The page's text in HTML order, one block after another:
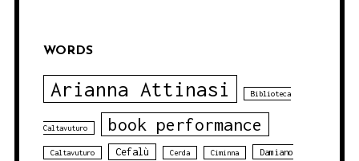
WORDS
Arianna Attinasi Biblioteca
Caltavuturo book performance
Caltavuturo Cefalù Cerda Ciminna Damiano